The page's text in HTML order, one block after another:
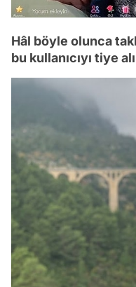
Hâl böyle olunca
bu kullanıcıyı tiye